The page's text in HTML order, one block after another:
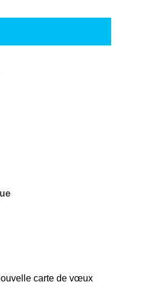
carte de vœux